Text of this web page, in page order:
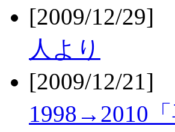
[2009/12/29]
人より
[2009/12/21]
1998→2010